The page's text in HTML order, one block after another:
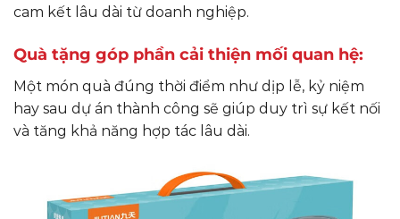
cam kết lâu dài từ doanh nghiệp.
Quà tặng góp phần cải thiện mối quan hệ:
Một món quà đúng thời điểm như dịp lễ, kỷ niệm
hay sau dự án thành công sẽ giúp duy trì sự kết nối
và tăng khả năng hợp tác lâu dài.